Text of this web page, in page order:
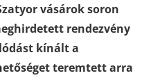
vásárok soron
rendezvény
kínált a
teremtett arra